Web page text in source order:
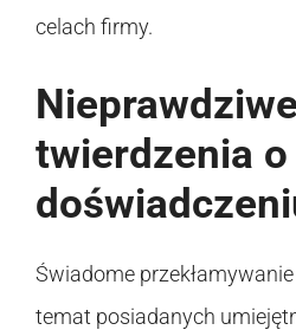
celach firmy.
Nieprawdziwe
twierdzenia o
Świadome
temat posiadanych